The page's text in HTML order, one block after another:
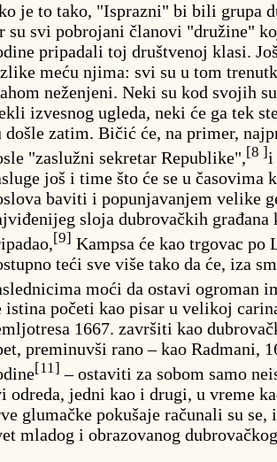
je to tako, "Isprazni" bi bili grupa
su svi pobrojani članovi "družine"
pripadali toj društvenoj klasi.
meću njima: svi su u tom
neženjeni. Neki su kod svojih
izvesnog ugleda, neki će ga tek
došle zatim. Bičić će, na primer,
"zaslužni sekretar Republike",[8 ]i
još i time što će se u časovima
baviti i popunjavanjem velike
sloja dubrovačkih građana
[9] Kampsa će kao trgovac
teći sve više tako da će, iza
moći da ostavi ogroman
istina početi kao pisar u velikoj
1667. završiti kao
preminuvši rano – kao Radmani,
[11] – ostaviti za sobom samo
odreda, jedni kao i drugi, u vreme
glumačke pokušaje računali su se,
mladog i obrazovanog